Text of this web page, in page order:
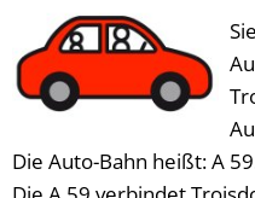
Die Auto-Bahn heißt: A